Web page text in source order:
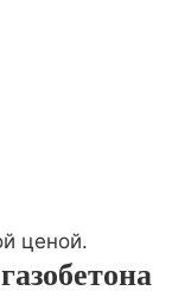
ценой.